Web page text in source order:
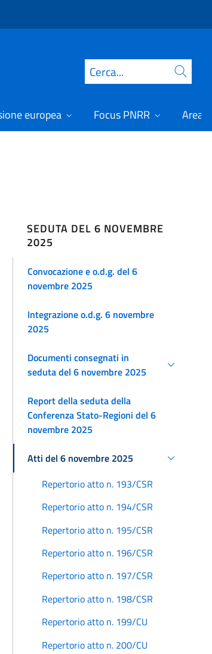
Cerca
europea Focus PNRR Area
SEDUTA DEL 6 NOVEMBRE
2025
Convocazione e o.d.g. del 6
novembre 2025
Integrazione o.d.g. 6 novembre
2025
Documenti consegnati in
seduta del 6 novembre 2025
Report della seduta della
Conferenza Stato-Regioni del 6
novembre 2025
Atti del 6 novembre 2025
Repertorio atto n. 193/CSR
Repertorio atto n. 194/CSR
Repertorio atto n. 195/CSR
Repertorio atto n. 196/CSR
Repertorio atto n. 197/CSR
Repertorio atto n. 198/CSR
Repertorio atto n. 199/CU
Repertorio atto n. 200/CU